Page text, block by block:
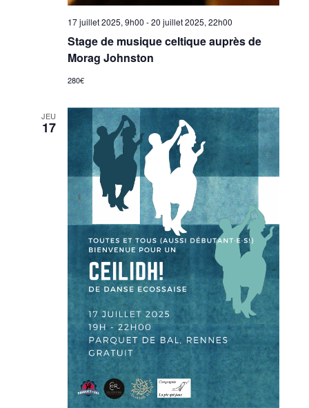
17 juillet 2025, 9h00 -20 juillet 2025, 22h00
Stage de musique celtique auprès de
Morag Johnston
280€
JEU
17